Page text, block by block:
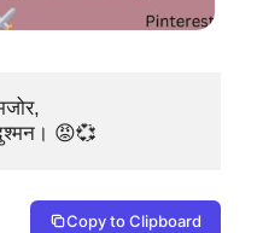
😡💞
Copy to Clipboard